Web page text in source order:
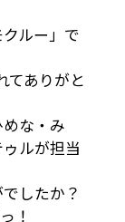
ルー」で
てありがと
な・み
ルが担当
したか？
！